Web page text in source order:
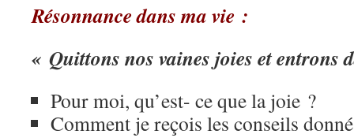
Résonnance dans ma vie :
« Quittons nos vaines joies et entrons
Pour moi, qu’est- ce que la joie ?
Comment je reçois les conseils